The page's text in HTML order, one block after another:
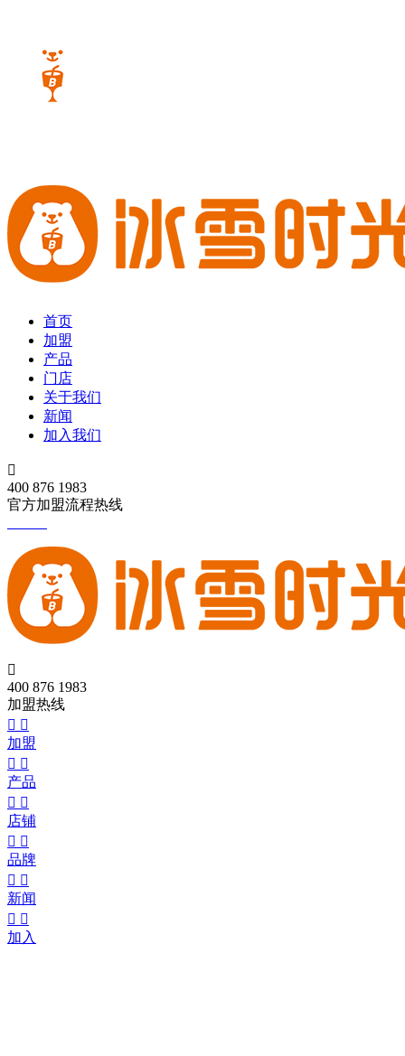
首页
加盟
产品
门店
关于我们
新闻
加入我们

400 876 1983
官方加盟流程热线

400 876 1983
加盟热线
 
加盟
 
产品
 
店铺
 
品牌
 
新闻
 
加入